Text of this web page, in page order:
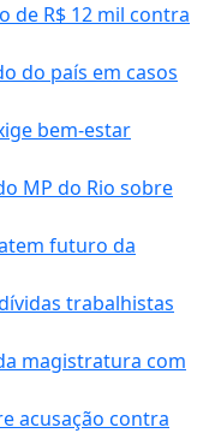
de R$ 12 mil contra
do país em casos
bem-estar
MP do Rio sobre
futuro da
trabalhistas
magistratura com
acusação contra